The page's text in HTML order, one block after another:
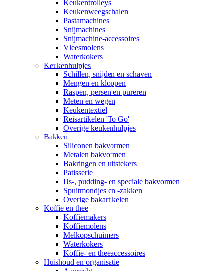
Keukentrolleys
Keukenweegschalen
Pastamachines
Snijmachines
Snijmachine-accessoires
Vleesmolens
Waterkokers
Keukenhulpjes
Schillen, snijden en schaven
Mengen en kloppen
Raspen, persen en pureren
Meten en wegen
Keukentextiel
Reisartikelen 'To Go'
Overige keukenhulpjes
Bakken
Siliconen bakvormen
Metalen bakvormen
Bakringen en uitstekers
Patisserie
IJs-, pudding- en speciale bakvormen
Spuitmondjes en -zakken
Overige bakartikelen
Koffie en thee
Koffiemakers
Koffiemolens
Melkopschuimers
Waterkokers
Koffie- en theeaccessoires
Huishoud en organisatie